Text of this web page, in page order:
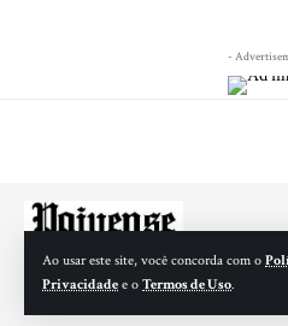
Ao usar este site, você concorda com o
Privacidade e o Termos de Uso.
-
© 2025 Paivense – Todos os direitos